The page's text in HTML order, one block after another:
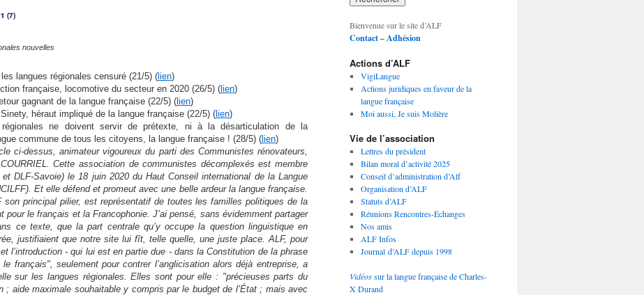
(7)
nouvelles
langues régionales censuré (21/5) (lien)
française, locomotive du secteur en 2020 (26/5) (lien)
gagnant de la langue française (22/5) (lien)
héraut impliqué de la langue française (22/5) (lien)
ne doivent servir de prétexte, ni à la désarticulation de la
commune de tous les citoyens, la langue française ! (28/5) (lien)
ci-dessus, animateur vigoureux du parti des Communistes rénovateurs,
Cette association de communistes décomplexés est membre
et DLF-Savoie) le 18 juin 2020 du Haut Conseil international de la Langue
Et elle défend et promeut avec une belle ardeur la langue française.
principal pilier, est représentatif de toutes les familles politiques de la
pour le français et la Francophonie. J’ai pensé, sans évidemment partager
ce texte, que la part centrale qu’y occupe la question linguistique en
justifiaient que notre site lui fît, telle quelle, une juste place. ALF, pour
l’introduction - qui lui est en partie due - dans la Constitution de la phrase
français", seulement pour contrer l’anglicisation alors déjà entreprise, a
sur les langues régionales. Elles sont pour elle : "précieuses parts du
; aide maximale souhaitable y compris par le budget de l’État ; mais avec
Bienvenue sur le site d’ALF
Contact–Adhésion
Actions d’ALF
VigiLangue
Actions juridiques en faveur de la
langue française
Moi aussi, Je suis Molière
Vie de l’association
Lettres du président
Bilan moral d’activité 2025
Conseil d’administration d’Alf
Organisation d’ALF
Statuts d’ALF
Réunions Rencontres-Échanges
Nos amis
ALF Infos
Journal d’ALF depuis 1998
Vidéossur la langue française de Charles-
X Durand